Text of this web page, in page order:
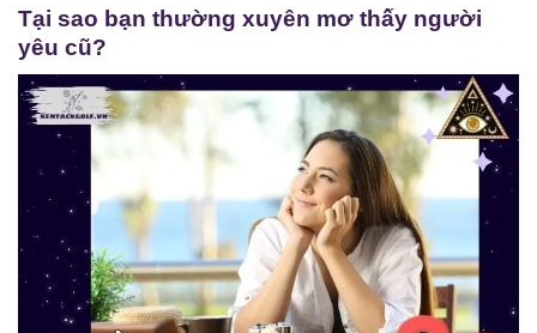
Tại sao bạn thường xuyên mơ thấy người
yêu cũ?